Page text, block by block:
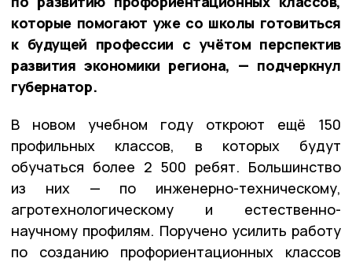
которые помогают уже со школы готовиться
к будущей профессии с учётом перспектив
развития экономики региона, — подчеркнул
губернатор.
В новом учебном году откроют ещё 150
профильных классов, в которых будут
обучаться более 2 500 ребят. Большинство
из них — по инженерно-техническому,
агротехнологическому и естественно-
научному профилям. Поручено усилить работу
по созданию профориентационных классов